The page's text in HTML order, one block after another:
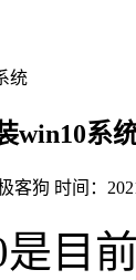
统
win10系
客狗 时间：
前